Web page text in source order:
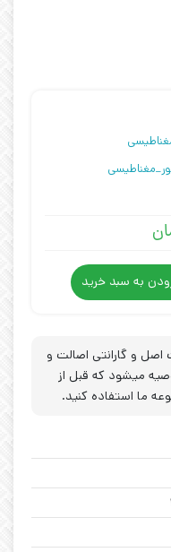
به سبد خرید
و گارانتی اصالت و
میشود که قبل از
ما استفاده کنید.